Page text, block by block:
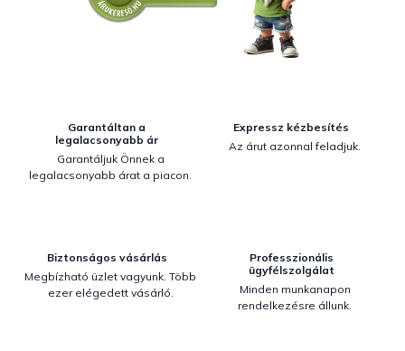
Garantáltan a
legalacsonyabb ár
Garantáljuk Önnek a
legalacsonyabb árat a piacon.
Expressz kézbesítés
Az árut azonnal feladjuk.
Biztonságos vásárlás
Megbízható üzlet vagyunk. Több
ezer elégedett vásárló.
Professzionális
ügyfélszolgálat
Minden munkanapon
rendelkezésre állunk.